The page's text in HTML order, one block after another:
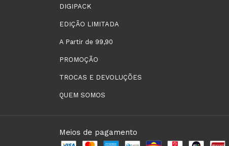
DIGIPACK
EDIÇÃO LIMITADA
A Partir de 99,90
PROMOÇÃO
TROCAS E DEVOLUÇÕES
QUEM SOMOS
Meios de pagamento